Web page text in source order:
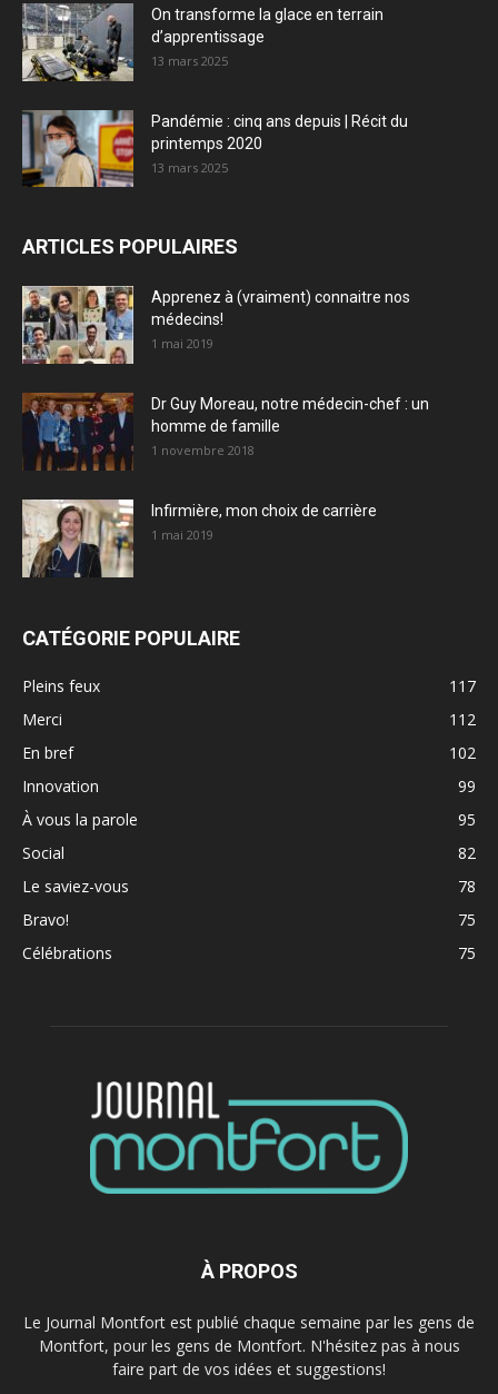
On transforme la glace en terrain
d’apprentissage
13 mars 2025
Pandémie : cinq ans depuis | Récit du
printemps 2020
13 mars 2025
ARTICLES POPULAIRES
Apprenez à (vraiment) connaitre nos
médecins!
1 mai 2019
Dr Guy Moreau, notre médecin-chef : un
homme de famille
1 novembre 2018
Infirmière, mon choix de carrière
1 mai 2019
CATÉGORIE POPULAIRE
Pleins feux
117
Merci
112
En bref
102
Innovation
99
À vous la parole
95
Social
82
Le saviez-vous
78
Bravo!
75
Célébrations
75
À PROPOS
Le Journal Montfort est publié chaque semaine par les gens de
Montfort, pour les gens de Montfort. N'hésitez pas à nous
faire part de vos idées et suggestions!